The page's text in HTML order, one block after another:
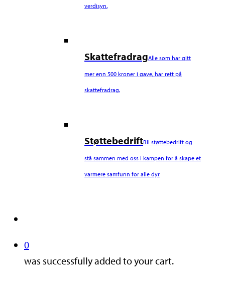
verdisyn.
SkattefradragAlle som har gitt
mer enn 500 kroner i gave, har rett på
skattefradrag.
StøttebedriftBli støttebedrift og
stå sammen med oss i kampen for å skape et
varmere samfunn for alle dyr
0
was successfully added to your cart.